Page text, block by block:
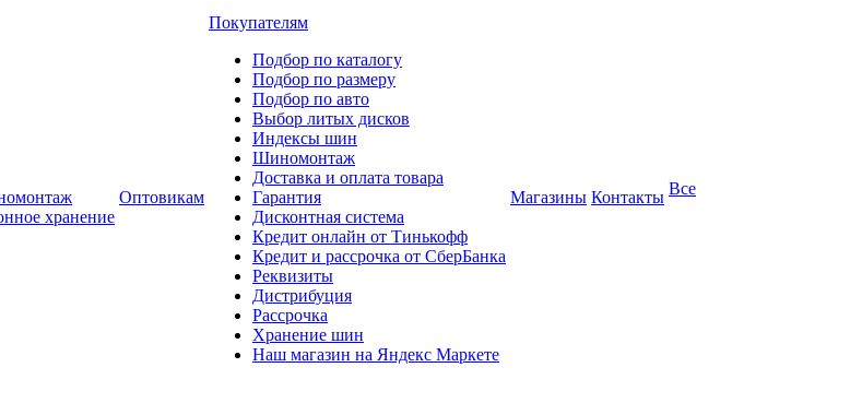
хранение
Оптовикам
Покупателям
Подбор по каталогу
Подбор по размеру
Подбор по авто
Выбор литых дисков
Индексы шин
Шиномонтаж
Доставка и оплата товара
Гарантия
Дисконтная система
Кредит онлайн от Тинькофф
Кредит и рассрочка от СберБанка
Реквизиты
Дистрибуция
Рассрочка
Хранение шин
Наш магазин на Яндекс Маркете
Магазины Контакты Все